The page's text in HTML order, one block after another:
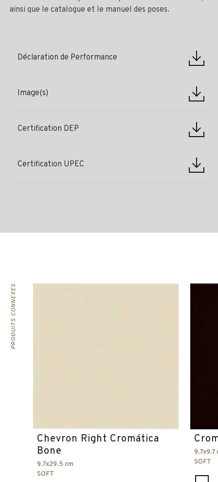
ainsi que le catalogue et le manuel des poses.
Déclaration de Performance
Image(s)
Certification DEP
Certification UPEC
PRODUITS CONNEXES
Chevron Right Cromática
Bone
9.7x29.5 cm
SOFT
9.7x9.7
SOFT